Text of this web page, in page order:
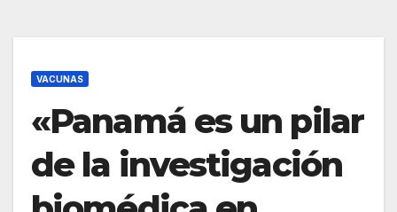
VACUNAS
«Panamá es un pilar
de la investigación